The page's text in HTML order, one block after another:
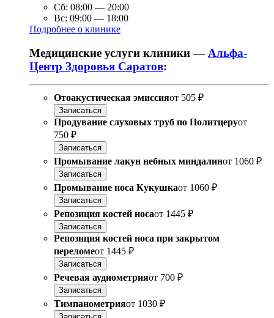
Сб: 08:00 — 20:00
Вс: 09:00 — 18:00
Подробнее о клинике
Медицинские услуги клиники — Альфа-
Центр Здоровья Саратов:
Отоакустическая эмиссияот 505 ₽
Записаться
Продувание слуховых труб по Политцеруот
750 ₽
Записаться
Промывание лакун небных миндалинот 1060 ₽
Записаться
Промывание носа Кукушкаот 1060 ₽
Записаться
Репозиция костей носаот 1445 ₽
Записаться
Репозиция костей носа при закрытом
переломеот 1445 ₽
Записаться
Речевая аудиометрияот 700 ₽
Записаться
Тимпанометрияот 1030 ₽